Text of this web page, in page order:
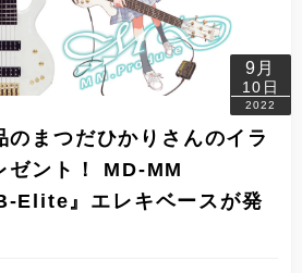
9月
10日
2022
のまつだひかりさんのイラ
ゼント！ MD-MM
Elite』エレキベースが発